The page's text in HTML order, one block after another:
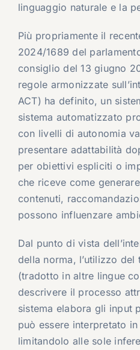
linguaggio naturale e la
Più propriamente il
2024/1689 del
consiglio del 13 giugno
regole armonizzate
ACT) ha definito, un
sistema automatizzato
con livelli di autonomia
presentare adattabilità
per obiettivi espliciti o
che riceve come
contenuti,
possono influenzare
Dal punto di vista
della norma, l’utilizzo del
(tradotto in altre lingue
descrivere il processo
sistema elabora gli input
può essere interpretato
limitandolo alle sole